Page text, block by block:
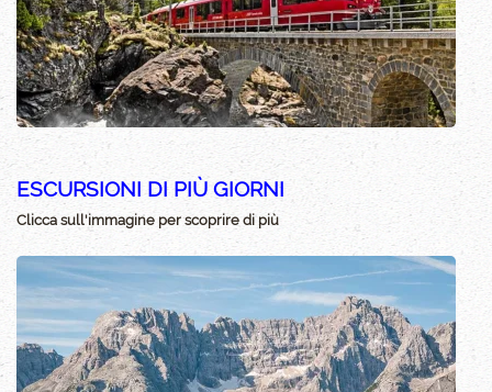
ESCURSIONI DI PIÙ GIORNI
Clicca sull'immagine per scoprire di più